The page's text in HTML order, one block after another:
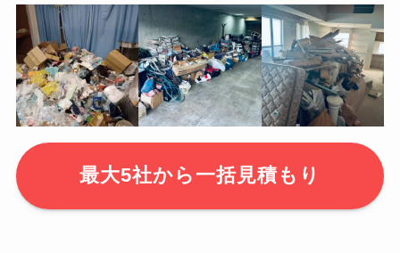
最大5社から一括見積もり